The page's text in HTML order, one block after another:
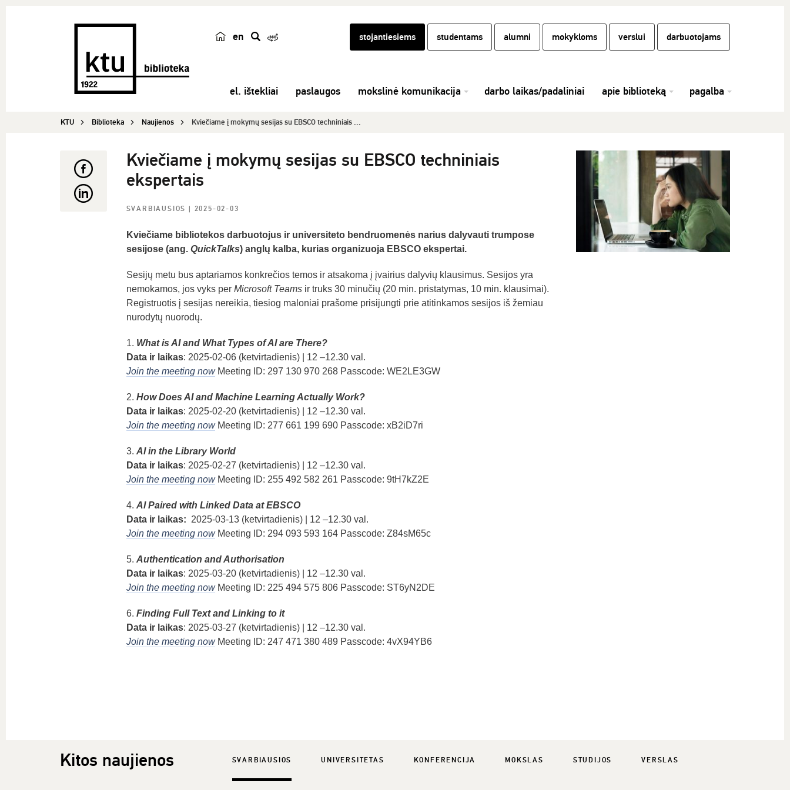
en
e
k
stojantiesiems studentams alumni mokykloms verslui darbuotojams
el. ištekliai paslaugos mokslinė komunikacija darbo laikas/padaliniai apie biblioteką pagalba
KTU Biblioteka Naujienos Kviečiame į mokymų sesijas su EBSCO techniniais ...
Kviečiame į mokymų sesijas su EBSCO techniniais
ekspertais
SVARBIAUSIOS | 2025-02-03
Kviečiame bibliotekos darbuotojus ir universiteto bendruomenės narius dalyvauti trumpose
sesijose (ang. QuickTalks) anglų kalba, kurias organizuoja EBSCO ekspertai.
Sesijų metu bus aptariamos konkrečios temos ir atsakoma į įvairius dalyvių klausimus. Sesijos yra
nemokamos, jos vyks per Microsoft Teamsir truks 30 minučių (20 min. pristatymas, 10 min. klausimai).
Registruotis į sesijas nereikia, tiesiog maloniai prašome prisijungti prie atitinkamos sesijos iš žemiau
nurodytų nuorodų.
1. What is AI and What Types of AI are There?
Data ir laikas: 2025-02-06 (ketvirtadienis) | 12 –12.30 val.
Join the meeting nowMeeting ID: 297 130 970 268 Passcode: WE2LE3GW
2. How Does AI and Machine Learning Actually Work?
Data ir laikas: 2025-02-20 (ketvirtadienis) | 12 –12.30 val.
Join the meeting nowMeeting ID: 277 661 199 690 Passcode: xB2iD7ri
3. AI in the Library World
Data ir laikas: 2025-02-27 (ketvirtadienis) | 12 –12.30 val.
Join the meeting nowMeeting ID: 255 492 582 261 Passcode: 9tH7kZ2E
4. AI Paired with Linked Data at EBSCO
Data ir laikas: 2025-03-13 (ketvirtadienis) | 12 –12.30 val.
Join the meeting nowMeeting ID: 294 093 593 164 Passcode: Z84sM65c
5. Authentication and Authorisation
Data ir laikas: 2025-03-20 (ketvirtadienis) | 12 –12.30 val.
Join the meeting nowMeeting ID: 225 494 575 806 Passcode: ST6yN2DE
6. Finding Full Text and Linking to it
Data ir laikas: 2025-03-27 (ketvirtadienis) | 12 –12.30 val.
Join the meeting nowMeeting ID: 247 471 380 489 Passcode: 4vX94YB6
Kitos naujienos SVARBIAUSIOS UNIVERSITETAS KONFERENCIJA MOKSLAS STUDIJOS VERSLAS